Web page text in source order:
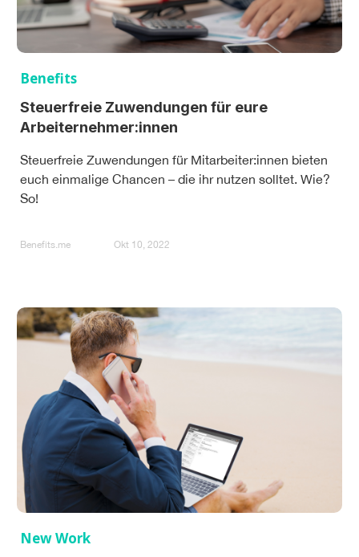
Benefits
Steuerfreie Zuwendungen für eure
Arbeiternehmer:innen
Steuerfreie Zuwendungen für Mitarbeiter:innen bieten
euch einmalige Chancen – die ihr nutzen solltet. Wie?
So!
Benefits.me Okt 10, 2022
New Work